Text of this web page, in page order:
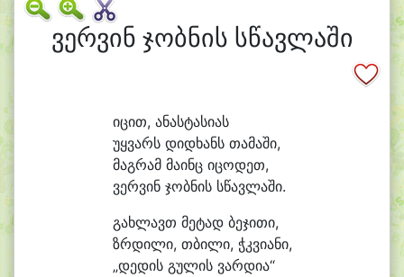
ვერვინ ჯობნის სწავლაში
იცით, ანასტასიას
უყვარს დიდხანს თამაში,
მაგრამ მაინც იცოდეთ,
ვერვინ ჯობნის სწავლაში.
გახლავთ მეტად ბეჯითი,
ზრდილი, თბილი, ჭკვიანი,
„დედის გულის ვარდია“